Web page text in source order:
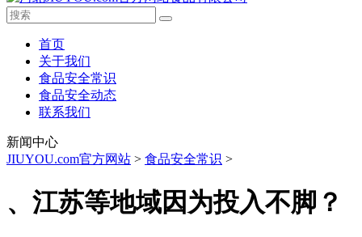
首页
关于我们
食品安全常识
食品安全动态
联系我们
新闻中心
JIUYOU.com官方网站 > 食品安全常识 >
、江苏等地域因为投入不脚？